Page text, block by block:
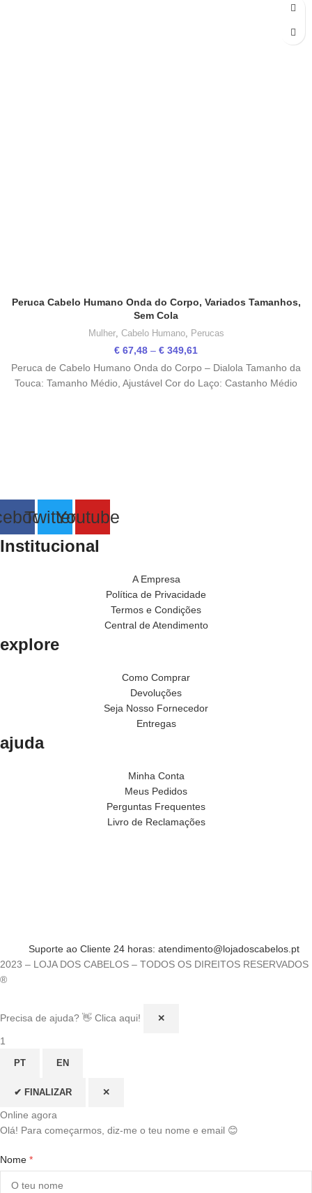
Peruca Cabelo Humano Onda do Corpo, Variados Tamanhos,
Sem Cola
Mulher, Cabelo Humano, Perucas
€ 67,48 – € 349,61Price
range:
€ 67,48
through
Peruca de Cabelo Humano Onda do Corpo – Dialola Tamanho da
Touca: Tamanho Médio, Ajustável Cor do Laço: Castanho Médio
TwitterYoutube
Institucional
A Empresa
Política de Privacidade
Termos e Condições
Central de Atendimento
explore
Como Comprar
Devoluções
Seja Nosso Fornecedor
Entregas
ajuda
Minha Conta
Meus Pedidos
Perguntas Frequentes
Livro de Reclamações
Suporte ao Cliente 24 horas: atendimento@lojadoscabelos.pt
2023 – LOJA DOS CABELOS – TODOS OS DIREITOS RESERVADOS
®
Precisa de ajuda? 👋 Clica aqui! ✕
1
PT EN
✔ FINALIZAR ✕
Online agora
Olá! Para começarmos, diz-me o teu nome e email 😊
Nome *